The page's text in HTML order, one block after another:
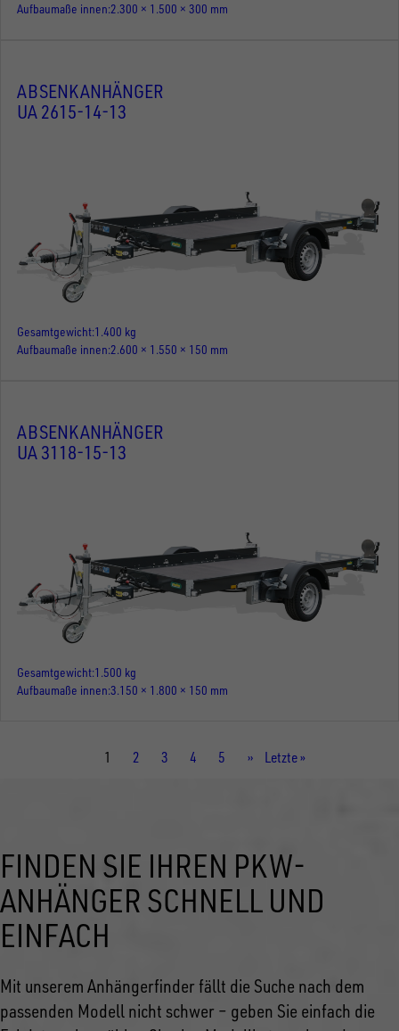
Aufbaumaße innen 2.300 × 1.500 × 300 mm
ABSENKANHÄNGER
UA 2615-14-13
Gesamtgewicht 1.400 kg
Aufbaumaße innen 2.600 × 1.550 × 150 mm
ABSENKANHÄNGER
UA 3118-15-13
Gesamtgewicht 1.500 kg
Aufbaumaße innen 3.150 × 1.800 × 150 mm
Aktuelle
1 Seite
2 Seite
3 Seite
4 Seite
5
Nächste
››
Letzte
Letzte »
FINDEN SIE IHREN PKW-
ANHÄNGER SCHNELL UND
EINFACH
Mit unserem Anhängerfinder fällt die Suche nach dem
passenden Modell nicht schwer – geben Sie einfach die